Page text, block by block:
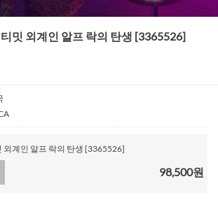
밋 외계인 알프 락의 탄생 [3365526]
외계인 알프 락의 탄생 [3365526]
98,500원